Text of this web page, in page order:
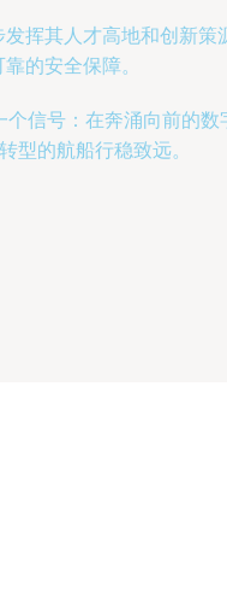
挥其人才高地和创新
的安全保障。
信号：在奔涌向前的
型的航船行稳致远。